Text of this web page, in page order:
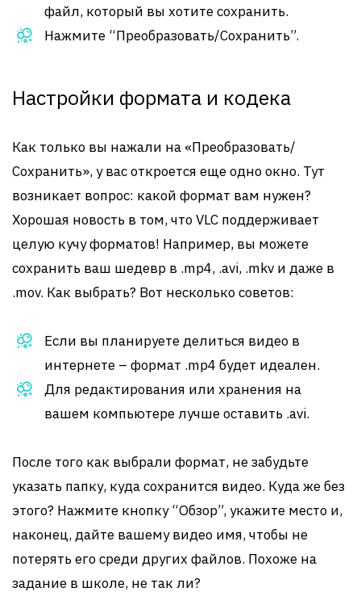
файл, который вы хотите сохранить.
Нажмите “Преобразовать/Сохранить”.
Настройки формата и кодека
Как только вы нажали на «Преобразовать/
Сохранить», у вас откроется еще одно окно. Тут
возникает вопрос: какой формат вам нужен?
Хорошая новость в том, что VLC поддерживает
целую кучу форматов! Например, вы можете
сохранить ваш шедевр в .mp4, .avi, .mkv и даже в
.mov. Как выбрать? Вот несколько советов:
Если вы планируете делиться видео в
интернете – формат .mp4 будет идеален.
Для редактирования или хранения на
вашем компьютере лучше оставить .avi.
После того как выбрали формат, не забудьте
указать папку, куда сохранится видео. Куда же без
этого? Нажмите кнопку “Обзор”, укажите место и,
наконец, дайте вашему видео имя, чтобы не
потерять его среди других файлов. Похоже на
задание в школе, не так ли?